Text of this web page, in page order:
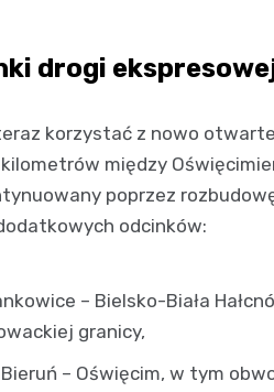
drogi
korzystać z nowo
między
poprzez
odcinków:
– Bielsko-Biała
granicy,
– Oświęcim, w tym